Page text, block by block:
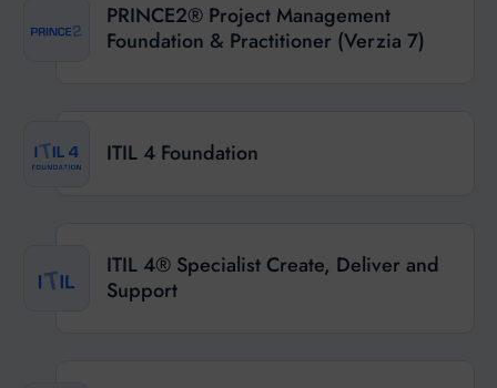
PRINCE2® Project Management
Foundation & Practitioner (Verzia 7)
ITIL 4 Foundation
ITIL 4® Specialist Create, Deliver and
Support